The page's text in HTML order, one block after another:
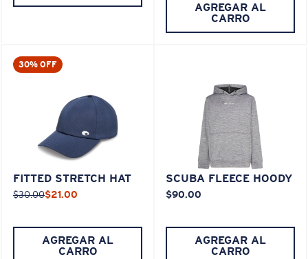
AGREGAR AL
CARRO
30% OFF
FITTED STRETCH HAT
$30.00$21.00
AGREGAR AL
CARRO
SCUBA FLEECE HOODY
$90.00
AGREGAR AL
CARRO